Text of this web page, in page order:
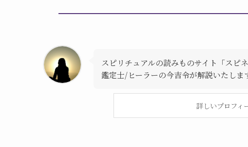
スピリチュアルの読みものサイト「スピ
鑑定士/ヒーラーの今吉令が解説いたしま
詳しいプロフィ